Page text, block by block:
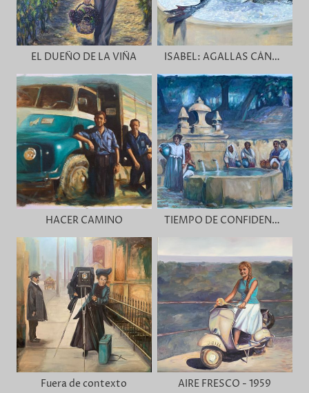
EL DUEÑO DE LA VIÑA ISABEL: AGALLAS CÁNTABRAS
HACER CAMINO TIEMPO DE CONFIDENCIAS
Fuera de contexto AIRE FRESCO - 1959